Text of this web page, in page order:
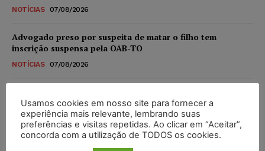
NOTÍCIAS 07/08/2026
Advogado preso por suspeita de matar o filho tem
inscrição suspensa pela OAB-TO
NOTÍCIAS 07/08/2026
novos para pessoas com deficiência e autistas de todos os
níveis
DIREITO TRIBUTÁRIO 07/08/2026
Usamos cookies em nosso site para fornecer a
experiência mais relevante, lembrando suas
preferências e visitas repetidas. Ao clicar em “Aceitar”,
concorda com a utilização de TODOS os cookies.